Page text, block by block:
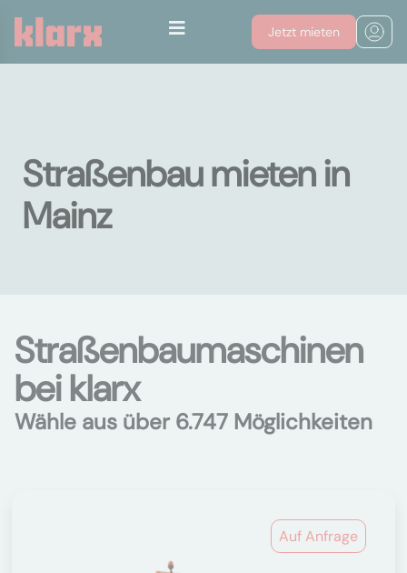
Jetzt mieten
Straßenbau mieten in
Mainz
Straßenbaumaschinen
bei klarx
Wähle aus über 6.747 Möglichkeiten
Auf Anfrage